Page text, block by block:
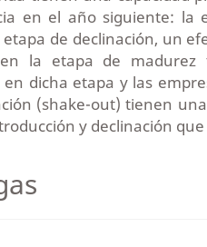
en el año siguiente: la
de declinación, un
la etapa de madurez
dicha etapa y las
(shake-out) tienen
y declinación